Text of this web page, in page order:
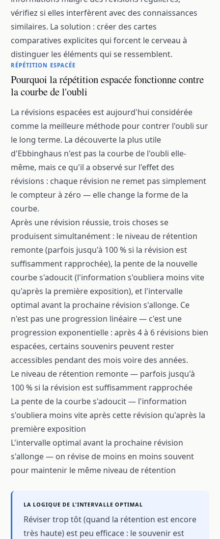
vérifiez si elles interfèrent avec des connaissances
similaires. La solution : créer des cartes
comparatives explicites qui forcent le cerveau à
distinguer les éléments qui se ressemblent.
RÉPÉTITION ESPACÉE
Pourquoi la répétition espacée fonctionne contre
la courbe de l'oubli
La révisions espacées est aujourd'hui considérée
comme la meilleure méthode pour contrer l'oubli sur
le long terme. La découverte la plus utile
d'Ebbinghaus n'est pas la courbe de l'oubli elle-
même, mais ce qu'il a observé sur l'effet des
révisions : chaque révision ne remet pas simplement
le compteur à zéro — elle change la forme de la
courbe.
Après une révision réussie, trois choses se
produisent simultanément : le niveau de rétention
remonte (parfois jusqu'à 100 % si la révision est
suffisamment rapprochée), la pente de la nouvelle
courbe s'adoucit (l'information s'oubliera moins vite
qu'après la première exposition), et l'intervalle
optimal avant la prochaine révision s'allonge. Ce
n'est pas une progression linéaire — c'est une
progression exponentielle : après 4 à 6 révisions bien
espacées, certains souvenirs peuvent rester
accessibles pendant des mois voire des années.
Le niveau de rétention remonte — parfois jusqu'à
100 % si la révision est suffisamment rapprochée
La pente de la courbe s'adoucit — l'information
s'oubliera moins vite après cette révision qu'après la
première exposition
L'intervalle optimal avant la prochaine révision
s'allonge — on révise de moins en moins souvent
pour maintenir le même niveau de rétention
LA LOGIQUE DE L'INTERVALLE OPTIMAL
Réviser trop tôt (quand la rétention est encore
très haute) est peu efficace : le souvenir est